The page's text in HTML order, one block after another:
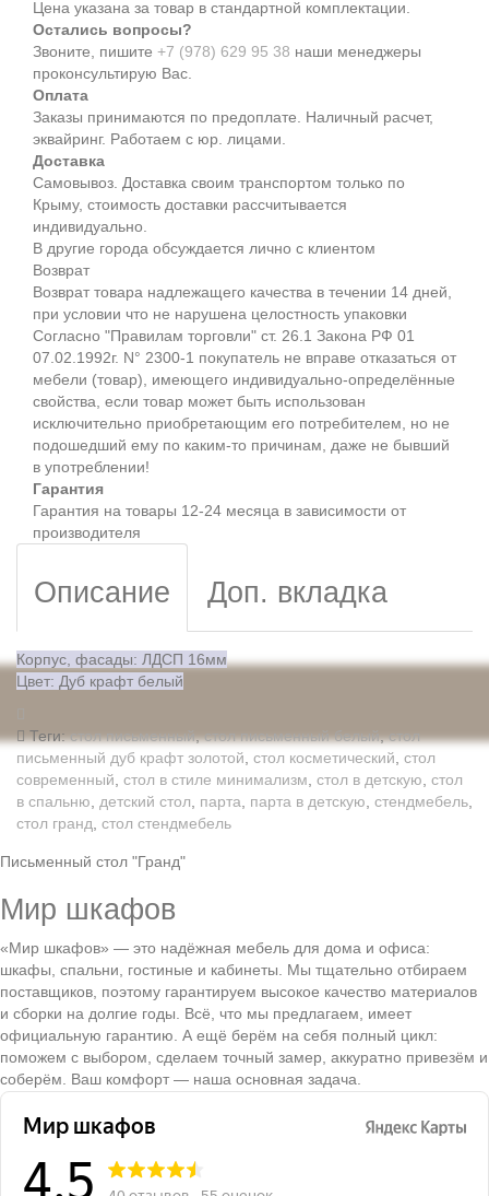
Цена указана за товар в стандартной комплектации.
Остались вопросы?
Звоните, пишите +7 (978) 629 95 38 наши менеджеры
проконсультирую Вас.
Оплата
Заказы принимаются по предоплате. Наличный расчет,
эквайринг. Работаем с юр. лицами.
Доставка
Самовывоз. Доставка своим транспортом только по
Крыму, стоимость доставки рассчитывается
индивидуально.
В другие города обсуждается лично с клиентом
Возврат
Возврат товара надлежащего качества в течении 14 дней,
при условии что не нарушена целостность упаковки
Согласно "Правилам торговли" ст. 26.1 Закона РФ 01
07.02.1992г. N° 2300-1 покупатель не вправе отказаться от
мебели (товар), имеющего индивидуально-определённые
свойства, если товар может быть использован
исключительно приобретающим его потребителем, но не
подошедший eмy по каким-то причинам, даже не бывший
в употреблении!
Гарантия
Гарантия на товары 12-24 месяца в зависимости от
производителя
Описание Доп. вкладка
Корпус, фасады: ЛДСП 16мм
Цвет: Дуб крафт белый
Теги:стол письменный,стол письменный белый,стол
письменный дуб крафт золотой стол косметический стол
современный стол в стиле минимализм стол в детскую стол
в спальню
детский стол парта парта в детскую стендмебель
стол гранд стол стендмебель
Письменный стол "Гранд"
Мир шкафов
«Мир шкафов» — это надёжная мебель для дома и офиса:
шкафы, спальни, гостиные и кабинеты. Мы тщательно отбираем
поставщиков, поэтому гарантируем высокое качество материалов
и сборки на долгие годы. Всё, что мы предлагаем, имеет
официальную гарантию. А ещё берём на себя полный цикл:
поможем с выбором, сделаем точный замер, аккуратно привезём и
соберём. Ваш комфорт — наша основная задача.